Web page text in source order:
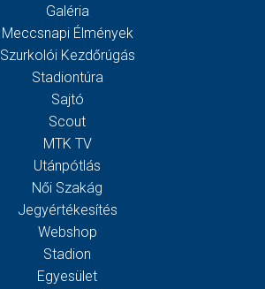
Galéria
Meccsnapi Élmények
Szurkolói Kezdőrúgás
Stadiontúra
Sajtó
Scout
MTK TV
Utánpótlás
Női Szakág
Jegyértékesítés
Webshop
Stadion
Egyesület